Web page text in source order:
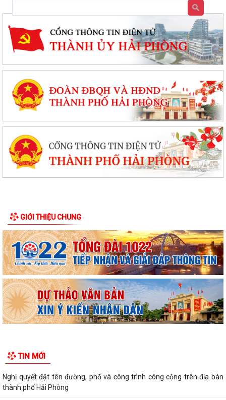
GIỚI THIỆU CHUNG
TIN MỚI
Nghị quyết đặt tên đường, phố và công trình công cộng trên địa bàn
thành phố Hải Phòng